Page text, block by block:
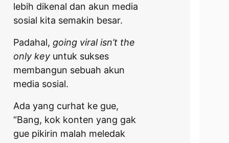
lebih dikenal dan akun media
sosial kita semakin besar.
Padahal, going viral isn’t the
only key untuk sukses
membangun sebuah akun
media sosial.
Ada yang curhat ke gue,
“Bang, kok konten yang gak
gue pikirin malah meledak